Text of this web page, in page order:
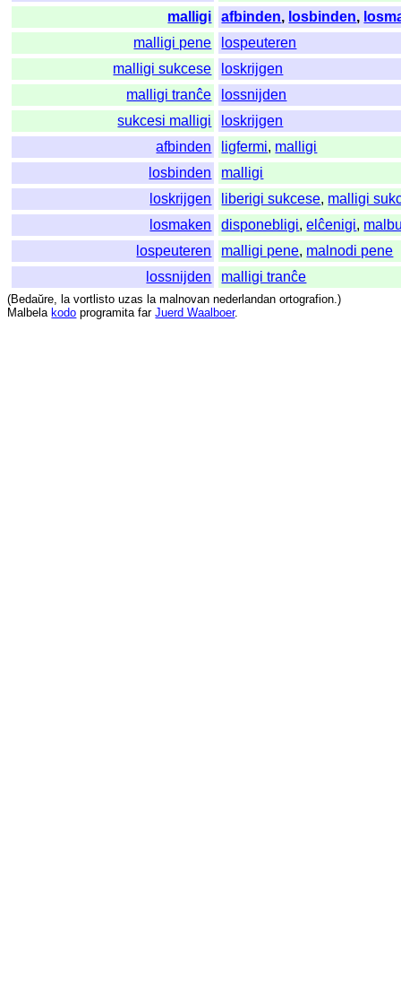
malligi
afbinden, losbinden,
malligi pene
lospeuteren
malligi sukcese
loskrijgen
malligi tranĉe
lossnijden
sukcesi malligi
loskrijgen
afbinden
ligfermi, malligi
losbinden
malligi
loskrijgen
liberigi sukcese, malligi
losmaken
disponebligi,elĉenigi,
lospeuteren
malligi pene, malnodi pene
lossnijden
malligi tranĉe
(Bedaŭre, la vortlisto uzas la malnovan nederlandan ortografion.)
Malbela kodo programita far Juerd Waalboer.